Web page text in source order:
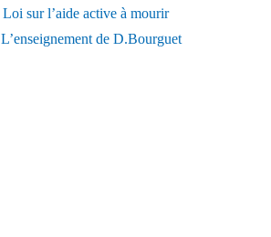
Loi sur l’aide active à mourir
L’enseignement de D.Bourguet